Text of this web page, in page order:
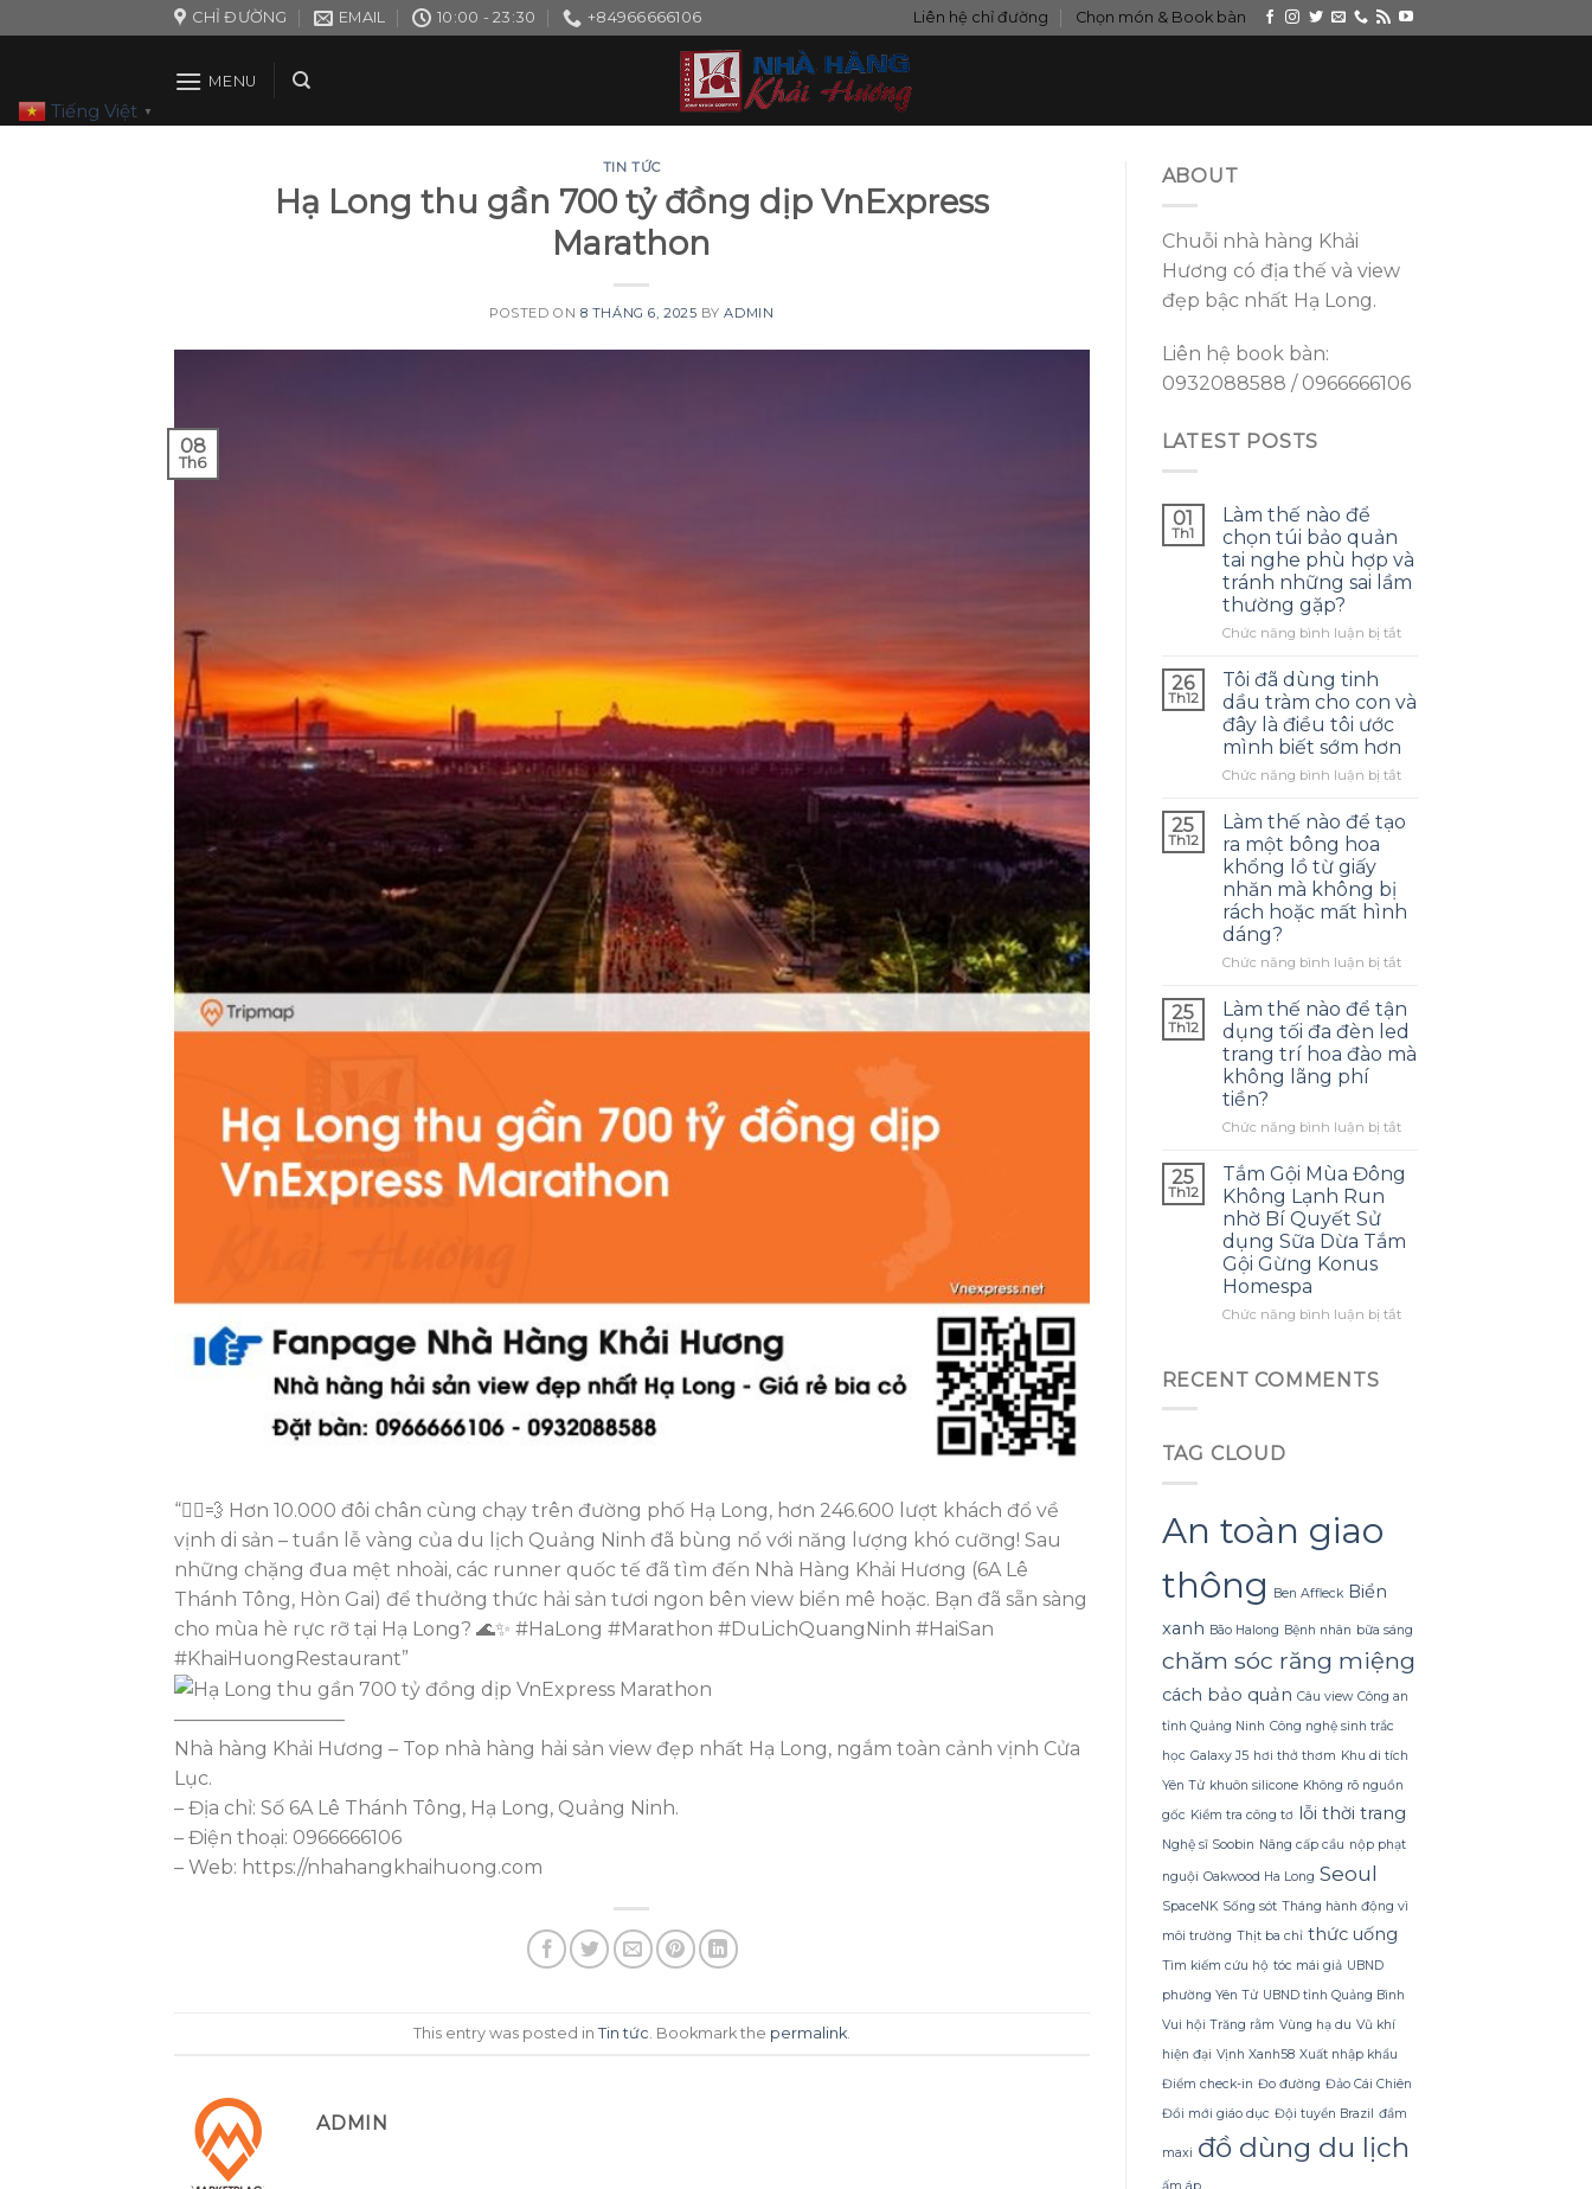
to
CHỈ ĐƯỜNG EMAIL 10:00 - 23:30 +84966666106 Liên hệ chỉ đường Chọn món & Book bàn
MENU
TIN TỨC
Hạ Long thu gần 700 tỷ đồng dịp VnExpress
Marathon
POSTED ON 8 THÁNG 6, 2025 BYADMIN
08
Th6
“🏃‍♂️💨 Hơn 10.000 đôi chân cùng chạy trên đường phố Hạ Long, hơn 246.600 lượt khách đổ về
vịnh di sản – tuần lễ vàng của du lịch Quảng Ninh đã bùng nổ với năng lượng khó cưỡng! Sau
những chặng đua mệt nhoài, các runner quốc tế đã tìm đến Nhà Hàng Khải Hương (6A Lê
Thánh Tông, Hòn Gai) để thưởng thức hải sản tươi ngon bên view biển mê hoặc. Bạn đã sẵn sàng
cho mùa hè rực rỡ tại Hạ Long? 🌊✨ #HaLong #Marathon #DuLichQuangNinh #HaiSan
#KhaiHuongRestaurant”
—————————
Nhà hàng Khải Hương – Top nhà hàng hải sản view đẹp nhất Hạ Long, ngắm toàn cảnh vịnh Cửa
Lục.
– Địa chỉ: Số 6A Lê Thánh Tông, Hạ Long, Quảng Ninh.
– Điện thoại: 0966666106
– Web: https://nhahangkhaihuong.com
This entry was posted in Tin tức . Bookmark the permalink.
ADMIN
ABOUT
Chuỗi nhà hàng Khải
Hương có địa thế và view
đẹp bậc nhất Hạ Long.
Liên hệ book bàn:
0932088588 / 0966666106
LATEST POSTS
01
Th1
Làm thế nào để
chọn túi bảo quản
tai nghe phù hợp và
tránh những sai lầm
thường gặp?
Chức năng bình luận bị tắtở
nào
để
túi
bảo
nghe
tránh
gặp?
26
Th12
Tôi đã dùng tinh
dầu tràm cho con và
đây là điều tôi ước
mình biết sớm hơn
Chức năng bình luận bị tắtở
đã
dùng
cho
điều
tôi
ước
hơn
25
Th12
Làm thế nào để tạo
ra một bông hoa
khổng lồ từ giấy
nhăn mà không bị
rách hoặc mất hình
dáng?
Chức năng bình luận bị tắtở
thế
nào
để
tạo
bông
lồ
nhăn
rách
25
Th12
Làm thế nào để tận
dụng tối đa đèn led
trang trí hoa đào mà
không lãng phí
tiền?
Chức năng bình luận bị tắtở
thế
nào
dụng
25
Th12
Tắm Gội Mùa Đông
Không Lạnh Run
nhờ Bí Quyết Sử
dụng Sữa Dừa Tắm
Gội Gừng Konus
Homespa
Chức năng bình luận bị tắtở
Gội
Gừng
Konus
Homespa
RECENT COMMENTS
TAG CLOUD
An toàn giao
thông
Ben Affleck Biển
xanh Bão Halong Bệnh nhân bữa sáng
chăm sóc răng miệng
cách bảo quản Câu view Công an
tỉnh Quảng Ninh Công nghệ sinh trắc
học Galaxy J5 hơi thở thơm Khu di tích
Yên Tử khuôn silicone Không rõ nguồn
gốc Kiểm tra công tơ lỗi thời trang
Nghệ sĩ Soobin Nâng cấp cầu nộp phạt
nguội Oakwood Ha Long Seoul
SpaceNK Sống sót Tháng hành động vì
môi trường Thịt ba chỉ thức uống
Tìm kiếm cứu hộ tóc mái giả UBND
phường Yên Tử UBND tỉnh Quảng Bình
Vui hội Trăng rằm Vùng hạ du Vũ khí
hiện đại Vịnh Xanh58 Xuất nhập khẩu
Điểm check-in Đo đường Đảo Cái Chiên
Đổi mới giáo dục Đội tuyển Brazil đầm
maxi đồ dùng du lịch
Tiếng Việt ▼